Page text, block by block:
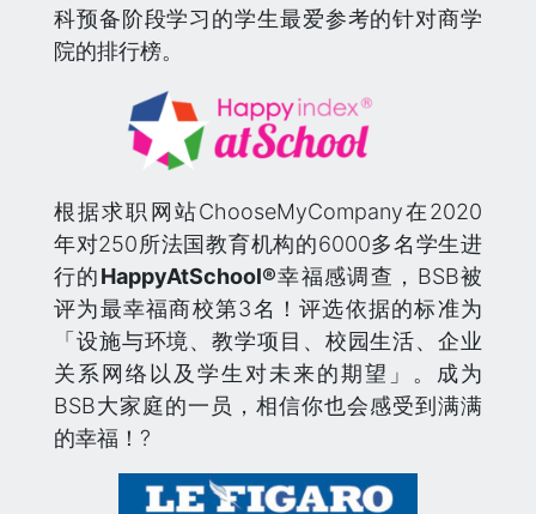
科预备阶段学习的学生最爱参考的针对商学
院的排行榜。
根据求职网站ChooseMyCompany在2020
年对250所法国教育机构的6000多名学生进
行的HappyAtSchool®幸福感调查，BSB被
评为最幸福商校第3名！评选依据的标准为
「设施与环境、教学项目、校园生活、企业
关系网络以及学生对未来的期望」。成为
BSB大家庭的一员，相信你也会感受到满满
的幸福！?